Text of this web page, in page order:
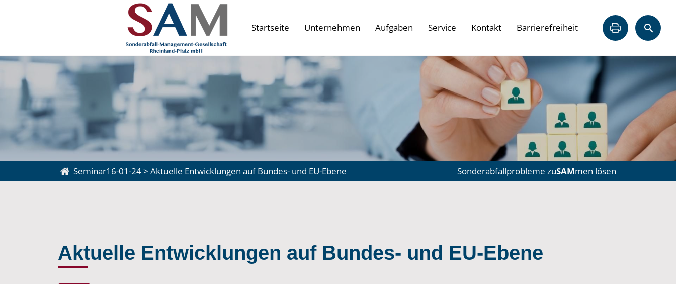
Startseite Unternehmen Aufgaben Service Kontakt Barrierefreiheit
Seminar16-01-24> Aktuelle Entwicklungen auf Bundes- und EU-Ebene Sonderabfallprobleme zuSAMmen lösen
Aktuelle Entwicklungen auf Bundes- und EU-Ebene